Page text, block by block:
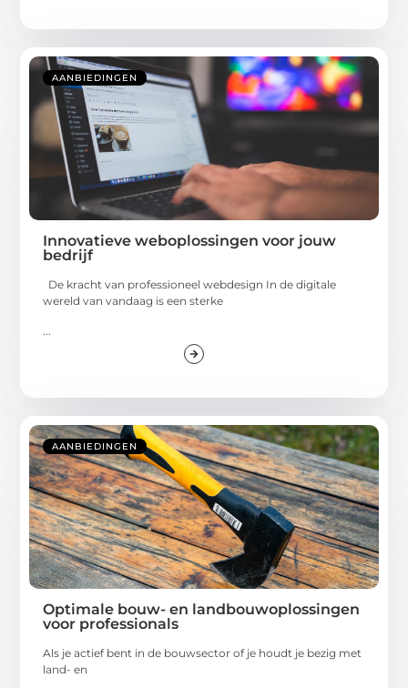
AANBIEDINGEN
Innovatieve weboplossingen voor jouw
bedrijf
De kracht van professioneel webdesign In de digitale
wereld van vandaag is een sterke
AANBIEDINGEN
Optimale bouw- en landbouwoplossingen
voor professionals
Als je actief bent in de bouwsector of je houdt je bezig met
land- en